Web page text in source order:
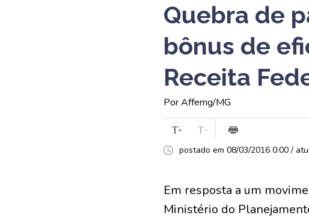
Quebra de
bônus de
Receita
Por Affemg/MG
postado em 08/03/2016 0:00 /
Em resposta a um
Ministério do